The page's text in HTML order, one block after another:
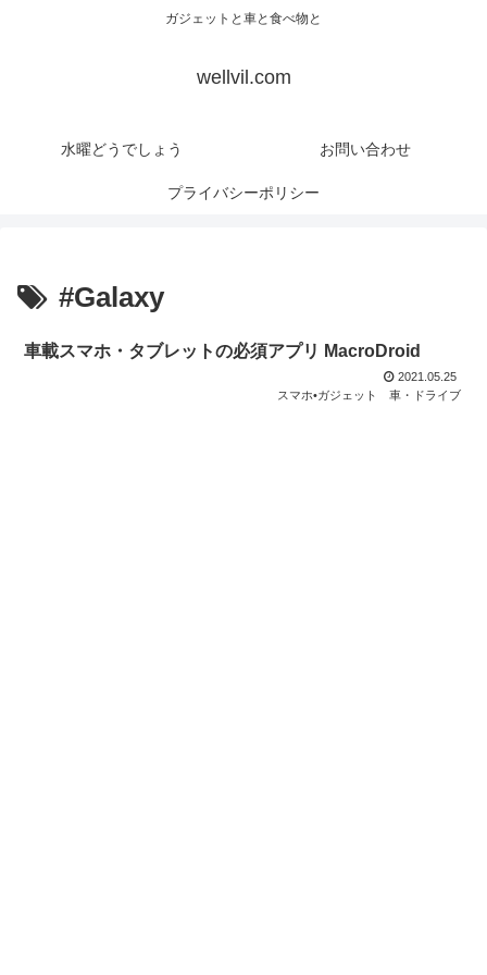
ガジェットと車と食べ物と
wellvil.com
水曜どうでしょう お問い合わせ
プライバシーポリシー
#Galaxy
車載スマホ・タブレットの必須アプリ MacroDroid
2021.05.25
スマホ•ガジェット
車・ドライブ